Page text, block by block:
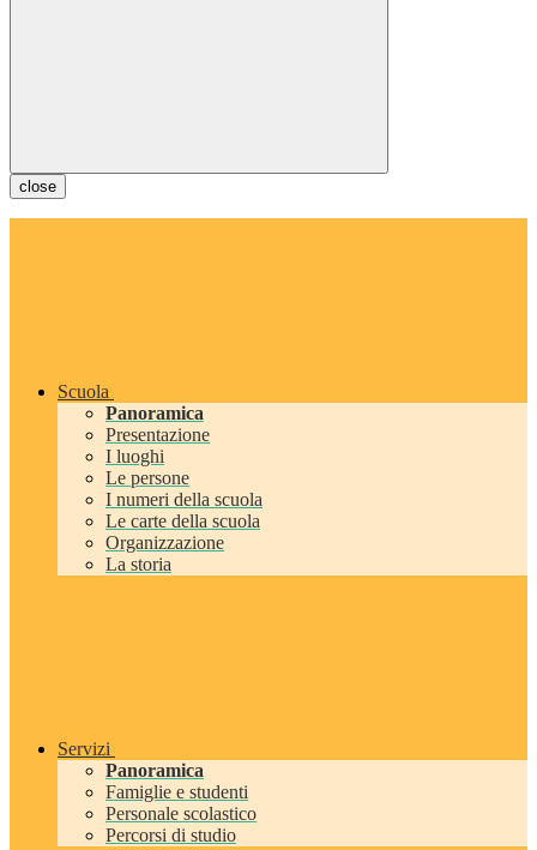
close
Scuola
Panoramica
Presentazione
I luoghi
Le persone
I numeri della scuola
Le carte della scuola
Organizzazione
La storia
Servizi
Panoramica
Famiglie e studenti
Personale scolastico
Percorsi di studio